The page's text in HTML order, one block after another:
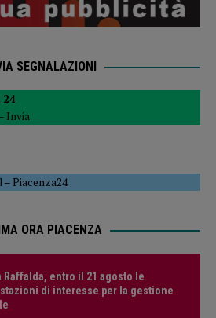
SEGNALAZIONI
24
Invia
–Piacenza24
ORA PIACENZA
Raffalda, entro il 21 agosto le
di interesse per la gestione